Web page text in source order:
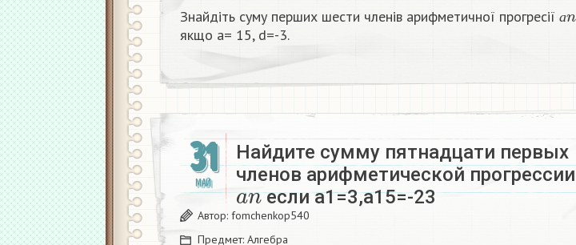
Знайдіть суму перших шести членів арифметичної прогресії а
якщо а= 15, d=-3.
31
МАЙ
Найдите сумму пятнадцати первых
членов арифметической прогрессии
an
если a1=3,a15=-23
Автор: fomchenkop540
Предмет: Алгебра